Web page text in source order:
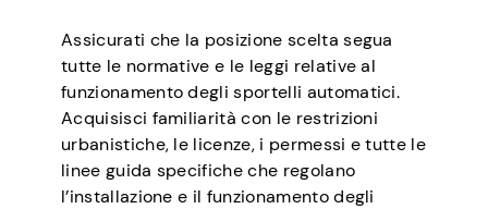
Assicurati che la posizione scelta segua
tutte le normative e le leggi relative al
funzionamento degli sportelli automatici.
Acquisisci familiarità con le restrizioni
urbanistiche, le licenze, i permessi e tutte le
linee guida specifiche che regolano
l’installazione e il funzionamento degli